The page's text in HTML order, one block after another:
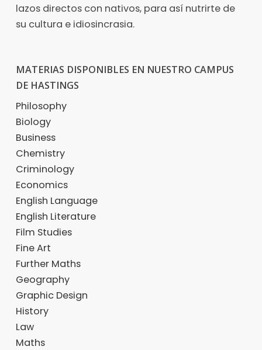
lazos directos con nativos, para así nutrirte de
su cultura e idiosincrasia.
MATERIAS DISPONIBLES EN NUESTRO CAMPUS
DE HASTINGS
Philosophy
Biology
Business
Chemistry
Criminology
Economics
English Language
English Literature
Film Studies
Fine Art
Further Maths
Geography
Graphic Design
History
Law
Maths